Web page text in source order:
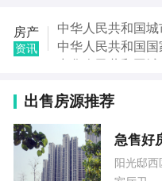
【唐女士】发布了【
【刘研英】发布了【
房产
资讯
中华人民共和国
中华人民共和国
中华人民共和国继
中华人民共和国城
中华人民共和国契
出售房源推荐
急售好
阳光邸西